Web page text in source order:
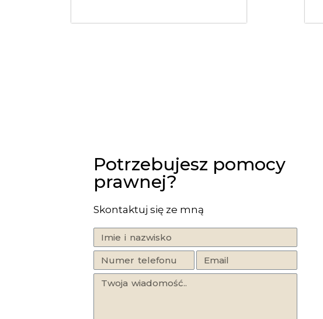
Potrzebujesz pomocy
prawnej?
Skontaktuj się ze mną